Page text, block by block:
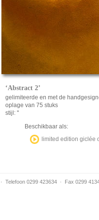
‘Abstract 2’
gelimiteerde en met de
oplage van 75 stuks
stijl: ''
Beschikbaar als:
limited edition giclée
· Telefoon 0299 423634 · Fax 0299